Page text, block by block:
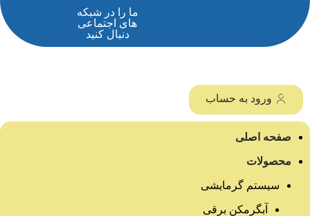
ما را در شبکه
های اجتماعی
دنبال کنید
ورود به حساب
صفحه اصلی
محصولات
سیستم گرمایشی
آبگرمکن برقی